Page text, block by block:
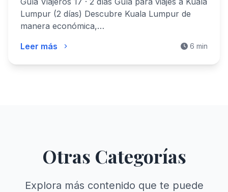
Lumpur (2 días) Descubre Kuala Lumpur de
manera económica,…
Leer más
6 min
Otras Categorías
Explora más contenido que te puede